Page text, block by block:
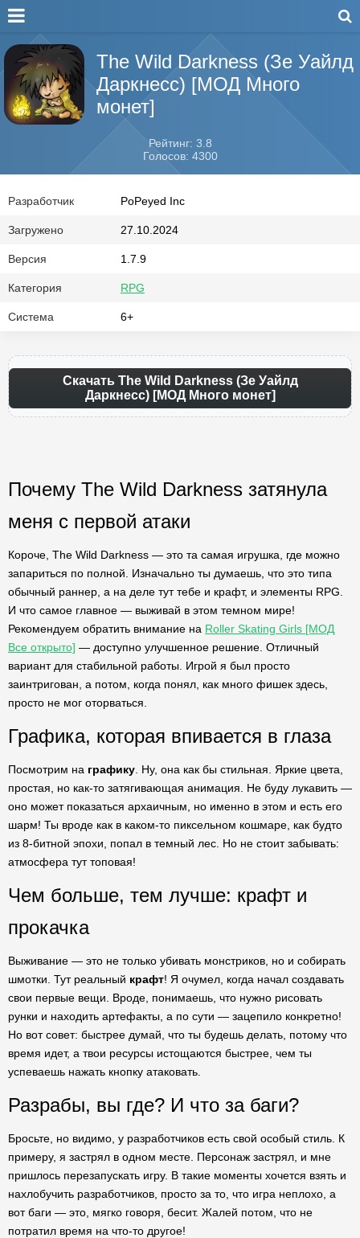
The Wild Darkness (Зе Уайлд
Даркнесс) [МОД Много
монет]
Рейтинг: 3.8
Голосов: 4300
Разработчик PoPeyed Inc
Загружено 27.10.2024
Версия 1.7.9
Категория RPG
Система 6+
Скачать The Wild Darkness (Зе Уайлд
Даркнесс) [МОД Много монет]
Почему The Wild Darkness затянула
меня с первой атаки
Короче, The Wild Darkness — это та самая игрушка, где можно
запариться по полной. Изначально ты думаешь, что это типа
обычный раннер, а на деле тут тебе и крафт, и элементы RPG.
И что самое главное — выживай в этом темном мире!
Рекомендуем обратить внимание на Roller Skating Girls [МОД
Все открыто] — доступно улучшенное решение. Отличный
вариант для стабильной работы. Игрой я был просто
заинтригован, а потом, когда понял, как много фишек здесь,
просто не мог оторваться.
Графика, которая впивается в глаза
Посмотрим на графику . Ну, она как бы стильная. Яркие цвета,
простая, но как-то затягивающая анимация. Не буду лукавить —
оно может показаться архаичным, но именно в этом и есть его
шарм! Ты вроде как в каком-то пиксельном кошмаре, как будто
из 8-битной эпохи, попал в темный лес. Но не стоит забывать:
атмосфера тут топовая!
Чем больше, тем лучше: крафт и
прокачка
Выживание — это не только убивать монстриков, но и собирать
шмотки. Тут реальный крафт! Я очумел, когда начал создавать
свои первые вещи. Вроде, понимаешь, что нужно рисовать
рунки и находить артефакты, а по сути — зацепило конкретно!
Но вот совет: быстрее думай, что ты будешь делать, потому что
время идет, а твои ресурсы истощаются быстрее, чем ты
успеваешь нажать кнопку атаковать.
Разрабы, вы где? И что за баги?
Бросьте, но видимо, у разработчиков есть свой особый стиль. К
примеру, я застрял в одном месте. Персонаж застрял, и мне
пришлось перезапускать игру. В такие моменты хочется взять и
нахлобучить разработчиков, просто за то, что игра неплохо, а
вот баги — это, мягко говоря, бесит. Жалей потом, что не
потратил время на что-то другое!